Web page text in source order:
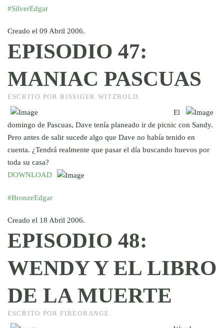
#SilverEdgar
Creado el 09 Abril 2006.
EPISODIO 47:
MANIAC PASCUAS
ESCRITO POR BISSIGER WITZBOLD.
El
domingo de Pascuas, Dave tenía planeado ir de picnic con Sandy.
Pero antes de salir sucede algo que Dave no había tenido en
cuenta. ¿Tendrá realmente que pasar el día buscando huevos por
toda su casa?
DOWNLOAD
#BronzeEdgar
Creado el 18 Abril 2006.
EPISODIO 48:
WENDY Y EL LIBRO
DE LA MUERTE
ESCRITO POR FIREORANGE.